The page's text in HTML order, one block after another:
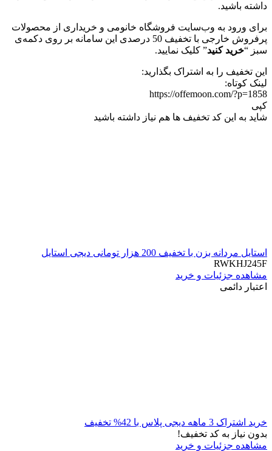
داشته باشید.
برای ورود به وب‌سایت فروشگاه خانومی و خریداری از محصولات
پرفروش خارجی با تخفیف 50 درصدی این سامانه بر روی دکمه‌ی
سبز “خرید کنید” کلیک نمایید.
این تخفیف را به اشتراک بگذارید:
لینک کوتاه:
https://offemoon.com/?p=1858
کپی
شاید به این کد تخفیف ها هم نیاز داشته باشید
استایل مردانه بزن با تخفیف 200 هزار تومانی دیجی استایل
RWKHJ245F
مشاهده جزئیات و خرید
اعتبار دائمی
خرید اشتراک 3 ماهه دیجی پلاس با 42% تخفیف
بدون نیاز به کد تخفیف!
مشاهده جزئیات و خرید